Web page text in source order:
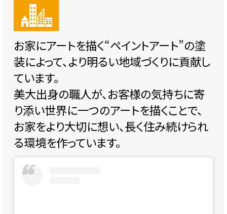
お家にアートを描く“ペイントアート”の塗
装によって、より明るい地域づくりに貢献し
ています。
美大出身の職人が、お客様の気持ちに寄
り添い世界に一つのアートを描くことで、
お家をより大切に想い、長く住み続けられ
る環境を作っています。